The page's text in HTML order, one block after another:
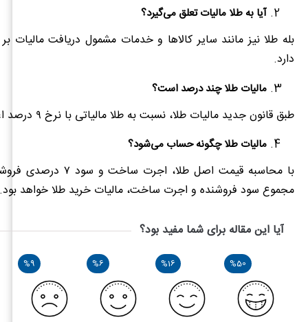
آیا به طلا مالیات تعلق می‌گیرد؟
بله طلا نیز مانند سایر کالاها و خدمات مشمول دریافت مالیات بر
دارد.
مالیات طلا چند درصد است؟
طبق قانون جدید مالیات طلا، نسبت به طلا مالیاتی با نرخ ۹ درصد اعمال می‌شود.
مالیات طلا چگونه حساب می‌شود؟
مجموع سود فروشنده و اجرت ساخت، مالیات خرید طلا خواهد بود.
آیا این مقاله برای شما مفید بود؟
%50
%16
%6
%9